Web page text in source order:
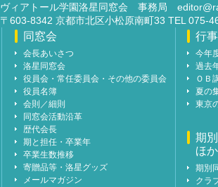
ヴィアトール学園洛星同窓会 事務局
〒603-8342 京都市北区小松原南町33 TEL 075-
同窓会
会長あいさつ
洛星同窓会
役員会・常任委員会・その他の委員会
役員名簿
会則／細則
同窓会活動沿革
歴代会長
期と担任・卒業年
卒業生数推移
寄贈品等・洛星グッズ
メールマガジン
行事
今年
過去
ＯＢ
夏の
東京
期
ほか
期別
クラ